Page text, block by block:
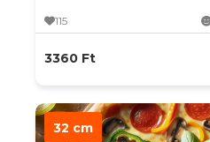
115
3360 Ft
32 cm